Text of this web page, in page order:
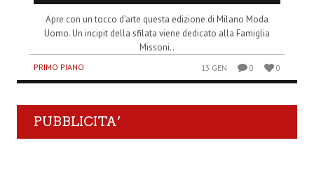
Apre con un tocco d’arte questa edizione di Milano Moda
Uomo. Un incipit della sfilata viene dedicato alla Famiglia
Missoni..
PRIMO PIANO 13 GEN 0 0
PUBBLICITA’